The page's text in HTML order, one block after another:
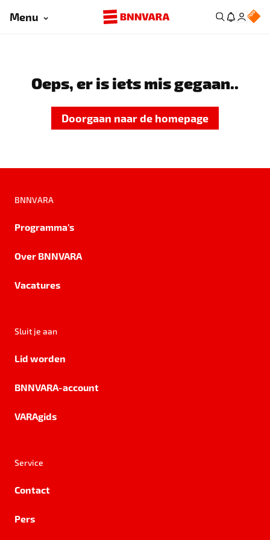
Menu
Oeps, er is iets mis gegaan..
Doorgaan naar de homepage
BNNVARA
Programma's
Over BNNVARA
Vacatures
Sluit je aan
Lid worden
BNNVARA-account
VARAgids
Service
Contact
Pers